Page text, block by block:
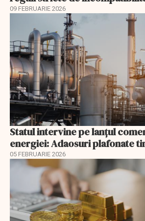
09 FEBRUARIE 2026
Statul intervine pe lanțul
energiei: Adaosuri plafonate
05 FEBRUARIE 2026